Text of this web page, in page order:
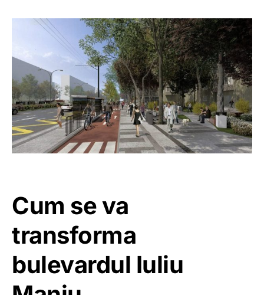
Cum se va
transforma
bulevardul Iuliu